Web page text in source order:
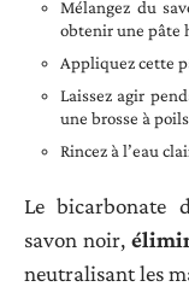
Mélangez du
obtenir une pâte
Appliquez cette
Laissez agir
une brosse à
Rincez à l’eau
Le bicarbonate
savon noir,
neutralisant les